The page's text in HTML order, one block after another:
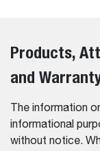
Products,
and
The information
informational
without notice.